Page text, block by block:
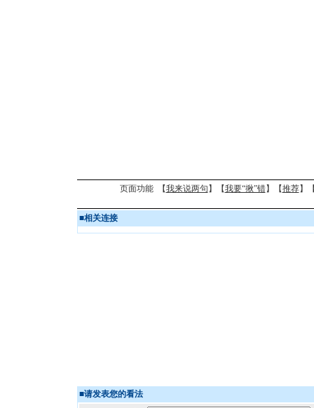
页面功能 【我来说两句 】【我要“揪”错】【推荐】
■相关连接
■请发表您的看法